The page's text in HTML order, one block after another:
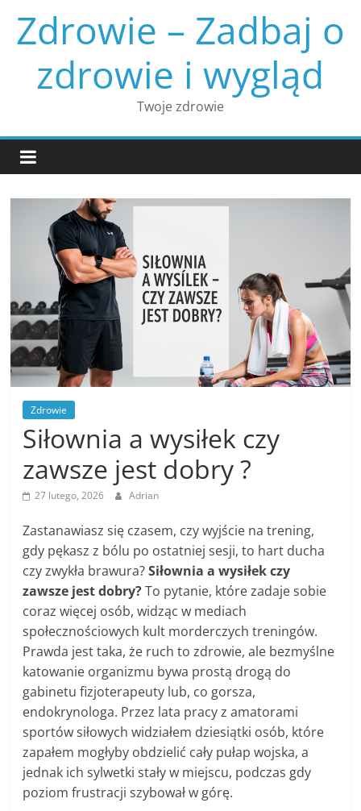
content
Zdrowie – Zadbaj o
zdrowie i wygląd
Twoje zdrowie
Zdrowie
Siłownia a wysiłek czy
zawsze jest dobry ?
27 lutego, 2026 Adrian
Zastanawiasz się czasem, czy wyjście na trening,
gdy pękasz z bólu po ostatniej sesji, to hart ducha
czy zwykła brawura?Siłownia a wysiłek czy
zawsze jest dobry?To pytanie, które zadaje sobie
coraz więcej osób, widząc w mediach
społecznościowych kult morderczych treningów.
Prawda jest taka, że ruch to zdrowie, ale bezmyślne
katowanie organizmu bywa prostą drogą do
gabinetu fizjoterapeuty lub, co gorsza,
endokrynologa. Przez lata pracy z amatorami
sportów siłowych widziałem dziesiątki osób, które
zapałem mogłyby obdzielić cały pułap wojska, a
jednak ich sylwetki stały w miejscu, podczas gdy
poziom frustracji szybował w górę.